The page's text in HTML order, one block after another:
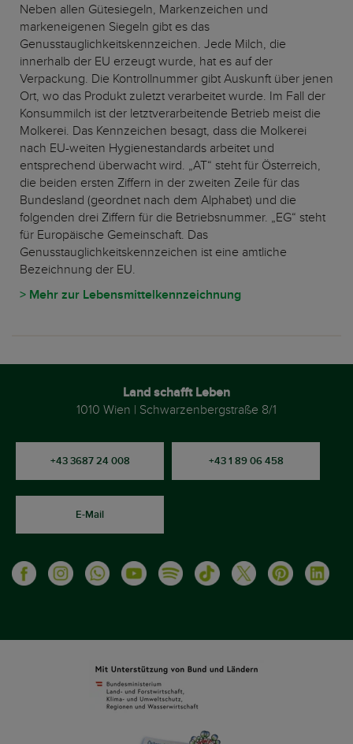
Neben allen Gütesiegeln, Markenzeichen und
markeneigenen Siegeln gibt es das
Genusstauglichkeitskennzeichen. Jede Milch, die
innerhalb der EU erzeugt wurde, hat es auf der
Verpackung. Die Kontrollnummer gibt Auskunft über jenen
Ort, wo das Produkt zuletzt verarbeitet wurde. Im Fall der
Konsummilch ist der letztverarbeitende Betrieb meist die
Molkerei. Das Kennzeichen besagt, dass die Molkerei
nach EU-weiten Hygienestandards arbeitet und
entsprechend überwacht wird. „AT“ steht für Österreich,
die beiden ersten Ziffern in der zweiten Zeile für das
Bundesland (geordnet nach dem Alphabet) und die
folgenden drei Ziffern für die Betriebsnummer. „EG“ steht
für Europäische Gemeinschaft. Das
Genusstauglichkeitskennzeichen ist eine amtliche
Bezeichnung der EU.
> Mehr zur Lebensmittelkennzeichnung
Land schafft Leben
1010 Wien | Schwarzenbergstraße 8/1
+43 3687 24 008 +43 1 89 06 458
E-Mail